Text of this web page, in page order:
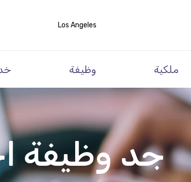
Los Angeles
وظيفة ملكية
جد وظيفة